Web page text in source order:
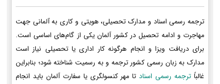
ترجمه رسمی اسناد و مدارک تحصیلی، هویتی و کاری به آلمانی جهت
مهاجرت و ادامه تحصیل در کشور آلمان یکی از گام‌های اساسی است.
برای دریافت ویزا و انجام هرگونه کار اداری یا تحصیلی نیاز است
مدارک به زبان رسمی کشور ترجمه و به رسمیت شناخته شود؛ بنابراین
غالباً ترجمه رسمی اسنادتا مهر کنسولگری یا سفارت آلمان باید انجام